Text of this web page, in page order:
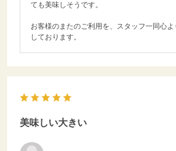
ても美味しそうです。
お客様のまたのご利用を、スタッフ一同心よ
しております。
美味しい大きい